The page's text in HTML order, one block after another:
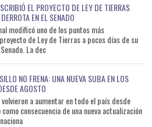
EL PROYECTO DE LEY DE TIERRAS
EN EL SENADO
modificó uno de los puntos más
de Ley de Tierras a pocos días de su
La dec
NO FRENA: UNA NUEVA SUBA EN LOS
AGOSTO
a aumentar en todo el país desde
consecuencia de una nueva actualización